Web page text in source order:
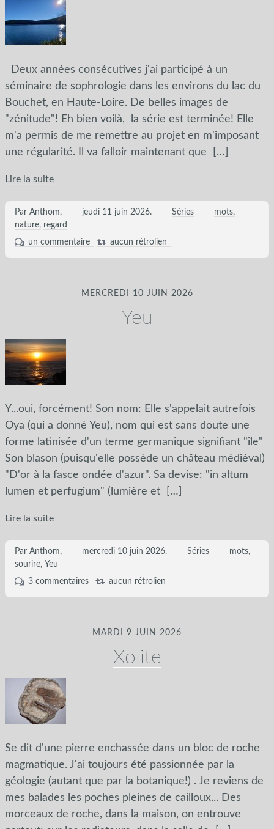
Deux années consécutives j'ai participé à un
séminaire de sophrologie dans les environs du lac du
Bouchet, en Haute-Loire. De belles images de
"zénitude"! Eh bien voilà, la série est terminée! Elle
m'a permis de me remettre au projet en m'imposant
une régularité. Il va falloir maintenant que
[…]
Lire la suite
Par Anthom, jeudi 11 juin 2026. Séries
mots
nature regard
un commentaire
aucun rétrolien
MERCREDI 10 JUIN 2026
Yeu
Y...oui, forcément! Son nom: Elle s'appelait autrefois
Oya (qui a donné Yeu), nom qui est sans doute une
forme latinisée d'un terme germanique signifiant "île"
Son blason (puisqu'elle possède un château médiéval)
"D'or à la fasce ondée d'azur". Sa devise: "in altum
lumen et perfugium" (lumière et
[…]
Lire la suite
Par Anthom, mercredi 10 juin 2026. Séries
mots
sourire Yeu
3 commentaires
aucun rétrolien
MARDI 9 JUIN 2026
Xolite
Se dit d'une pierre enchassée dans un bloc de roche
magmatique. J'ai toujours été passionnée par la
géologie (autant que par la botanique!) . Je reviens de
mes balades les poches pleines de cailloux... Des
morceaux de roche, dans la maison, on entrouve